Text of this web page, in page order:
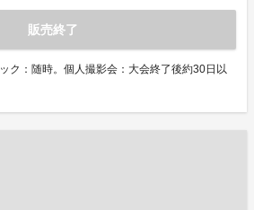
販売終了
ク：随時。個人撮影会：大会終了後約30日以